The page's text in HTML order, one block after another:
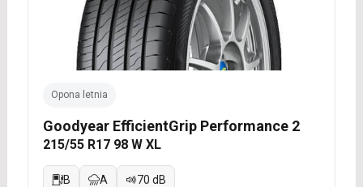
Opona letnia
Goodyear EfficientGrip Performance 2
215/55 R17 98 W XL
B A 70 dB